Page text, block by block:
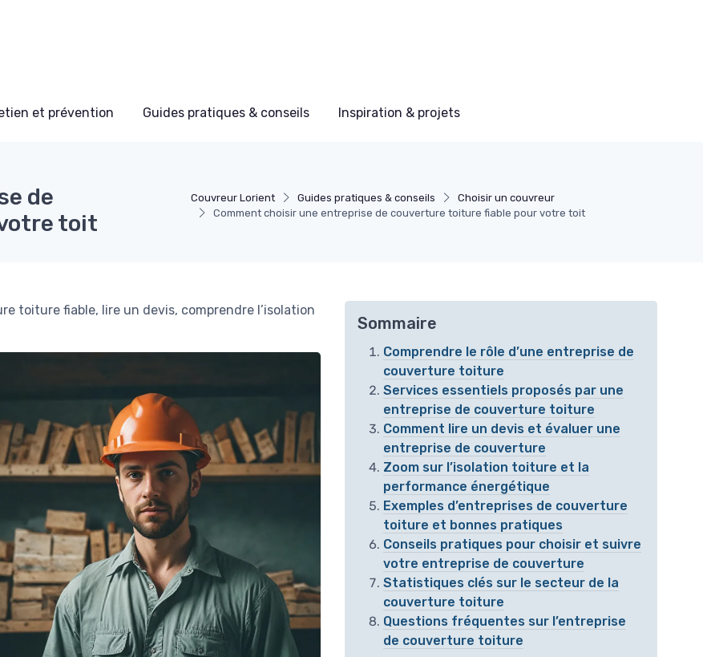
et prévention Guides pratiques & conseils Inspiration & projets
Couvreur Lorient Guides pratiques & conseils
Choisir un couvreur
Comment choisir une entreprise de couverture toiture fiable pour votre toit
de
toit
toiture fiable, lire un devis, comprendre l’isolation
Sommaire
Comprendre le rôle d’une entreprise de
couverture toiture
Services essentiels proposés par une
entreprise de couverture toiture
Comment lire un devis et évaluer une
entreprise de couverture
Zoom sur l’isolation toiture et la
performance énergétique
Exemples d’entreprises de couverture
toiture et bonnes pratiques
Conseils pratiques pour choisir et suivre
votre entreprise de couverture
Statistiques clés sur le secteur de la
couverture toiture
Questions fréquentes sur l’entreprise
de couverture toiture